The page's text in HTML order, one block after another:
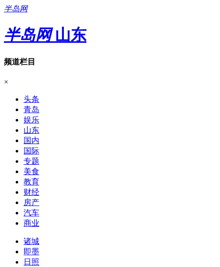
半岛网
半岛网山东
频道栏目
×
头条
青岛
娱乐
山东
国内
国际
专题
美食
教育
财经
房产
汽车
商业
诸城
即墨
日照